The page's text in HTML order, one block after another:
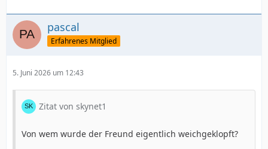
pascal
Erfahrenes Mitglied
5. Juni 2026 um 12:43
Zitat von skynet1
Von wem wurde der Freund eigentlich weichgeklopft?